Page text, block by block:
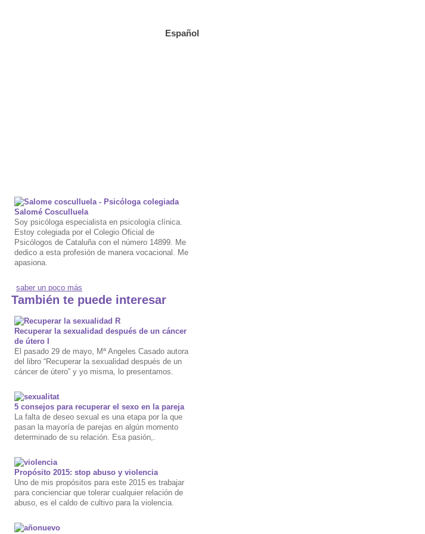
Español
Salomé Cosculluela
Soy psicóloga especialista en psicología clínica.
Estoy colegiada por el Colegio Oficial de
Psicólogos de Cataluña con el número 14899. Me
dedico a esta profesión de manera vocacional. Me
apasiona.
saber un poco más
También te puede interesar
Recuperar la sexualidad después de un cáncer
de útero I
El pasado 29 de mayo, Mª Angeles Casado autora
del libro “Recuperar la sexualidad después de un
cáncer de útero” y yo misma, lo presentamos.
5 consejos para recuperar el sexo en la pareja
La falta de deseo sexual es una etapa por la que
pasan la mayoría de parejas en algún momento
determinado de su relación. Esa pasión,.
Propósito 2015: stop abuso y violencia
Uno de mis propósitos para este 2015 es trabajar
para concienciar que tolerar cualquier relación de
abuso, es el caldo de cultivo para la violencia.